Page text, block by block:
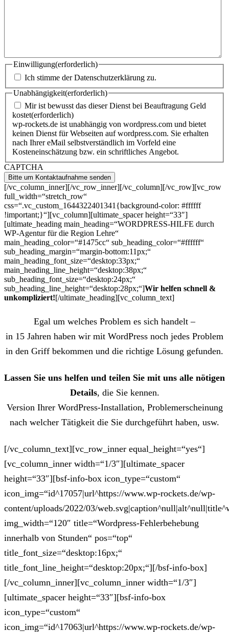
Einwilligung(erforderlich)
Ich stimme der Datenschutzerklärung zu.
Unabhängigkeit(erforderlich)
Mir ist bewusst das dieser Dienst bei Beauftragung Geld
kostet(erforderlich)
wp-rockets.de ist unabhängig von wordpress.com und bietet
keinen Dienst für Webseiten auf wordpress.com. Sie erhalten
nach Ihrer eMail selbstverständlich im Vorfeld eine
Kosteneinschätzung bzw. ein schriftliches Angebot.
CAPTCHA
[/vc_column_inner][/vc_row_inner][/vc_column][/vc_row][vc_row
full_width=“stretch_row“
css=“.vc_custom_1644322401341{background-color: #ffffff
!important;}“][vc_column][ultimate_spacer height=“33″]
[ultimate_heading main_heading=“WORDPRESS-HILFE durch
WP-Agentur für die Region Lehre“
main_heading_color=“#1475cc“ sub_heading_color=“#ffffff“
sub_heading_margin=“margin-bottom:11px;“
main_heading_font_size=“desktop:33px;“
main_heading_line_height=“desktop:38px;“
sub_heading_font_size=“desktop:24px;“
sub_heading_line_height=“desktop:28px;“]Wir helfen schnell &
unkompliziert![/ultimate_heading][vc_column_text]
Egal um welches Problem es sich handelt –
in 15 Jahren haben wir mit WordPress noch jedes Problem
in den Griff bekommen und die richtige Lösung gefunden.
Lassen Sie uns helfen und teilen Sie mit uns alle nötigen
Details, die Sie kennen.
Version Ihrer WordPress-Installation, Problemerscheinung
nach welcher Tätigkeit die Sie durchgeführt haben, usw.
[/vc_column_text][vc_row_inner equal_height=“yes“]
[vc_column_inner width=“1/3″][ultimate_spacer
height=“33″][bsf-info-box icon_type=“custom“
icon_img=“id^17057|url^https://www.wp-rockets.de/wp-
content/uploads/2022/03/
img_width=“120″ title=“Wordpress-Fehlerbehebung
innerhalb von Stunden“ pos=“top“
title_font_size=“desktop:16px;“
title_font_line_height=“desktop:20px;“][/bsf-info-box]
[/vc_column_inner][vc_column_inner width=“1/3″]
[ultimate_spacer height=“33″][bsf-info-box
icon_type=“custom“
icon_img=“id^17063|url^https://www.wp-rockets.de/wp-